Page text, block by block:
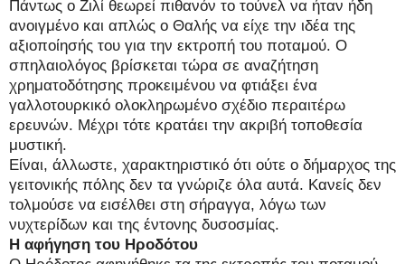
Πάντως ο Ζιλί θεωρεί πιθανόν το τούνελ να ήταν ήδη
ανοιγμένο και απλώς ο Θαλής να είχε την ιδέα της
αξιοποίησής του για την εκτροπή του ποταμού. Ο
σπηλαιολόγος βρίσκεται τώρα σε αναζήτηση
χρηματοδότησης προκειμένου να φτιάξει ένα
γαλλοτουρκικό ολοκληρωμένο σχέδιο περαιτέρω
ερευνών. Μέχρι τότε κρατάει την ακριβή τοποθεσία
μυστική.
Είναι, άλλωστε, χαρακτηριστικό ότι ούτε ο δήμαρχος της
γειτονικής πόλης δεν τα γνώριζε όλα αυτά. Κανείς δεν
τολμούσε να εισέλθει στη σήραγγα, λόγω των
νυχτερίδων και της έντονης δυσοσμίας.
Η αφήγηση του Ηροδότου